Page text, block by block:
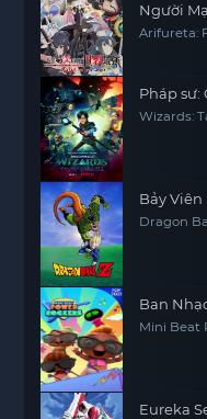
Người
Arifureta:
Pháp sư:
Wizards:
Bảy Viên
Dragon
Ban
Mini Beat
Eureka